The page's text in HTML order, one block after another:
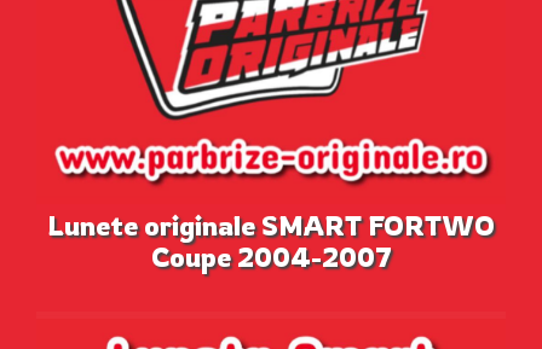
Lunete originale SMART FORTWO
Coupe 2004-2007